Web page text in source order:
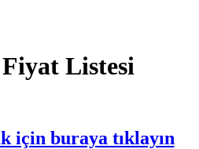
Listesi
için buraya tıklayın